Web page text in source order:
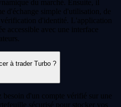
et Kraken, Crypto.com est la
Je l'utilise exclusivement depuis